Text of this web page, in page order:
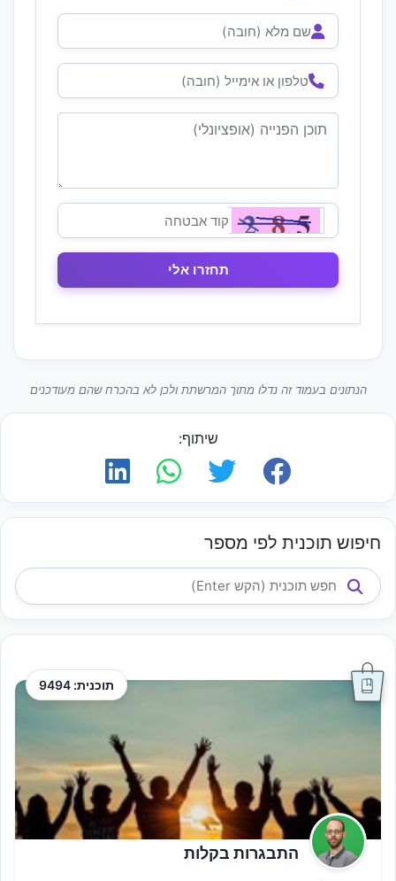
הנתונים בעמוד זה נדלו מתוך המרשתת ולכן לא בהכרח שהם מעודכנים
שיתוף:
חיפוש תוכנית לפי מספר
תוכנית: 9494
התבגרות בקלות